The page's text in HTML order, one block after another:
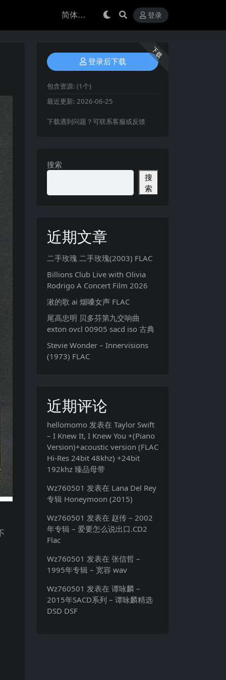
登录
下载
登录后下载
包含资源: (1个)
最近更新: 2026-06-25
下载遇到问题？可联系客服或反馈
搜索
搜
索
近期文章
二手玫瑰 二手玫瑰(2003) FLAC
Billions Club Live with Olivia
Rodrigo A Concert Film 2026
湫的歌 ai 烟嗓女声 FLAC
尾高忠明 贝多芬第九交响曲
exton ovcl 00905 sacd iso 古典
Stevie Wonder – Innervisions
(1973) FLAC
近期评论
hellomomo 发表在 Taylor Swift
– I Knew It, I Knew You +(Piano
Version)+acoustic version (FLAC
Hi-Res 24bit 48khz) +24bit
192khz 臻品母带
Wz760501 发表在 Lana Del Rey
专辑 Honeymoon (2015)
Wz760501 发表在 赵传 – 2002
年专辑 – 爱要怎么说出口.CD2
Flac
Wz760501 发表在 张信哲 –
1995年专辑 – 宽容 wav
Wz760501 发表在 谭咏麟 –
2015年SACD系列 – 谭咏麟精选
DSD DSF